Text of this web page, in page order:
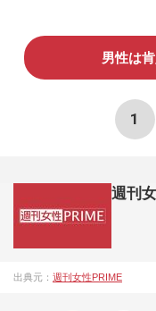
男性は
1
週刊
成27年）1月に開設さ
出典元： 週刊女性PRIME